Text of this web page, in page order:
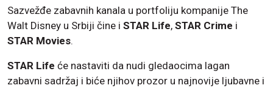
Sazvežđe zabavnih kanala u portfoliju kompanije The
Walt Disney u Srbiji čine i STAR Life, STAR Crime i
STAR Movies.
STAR Life će nastaviti da nudi gledaocima lagan
zabavni sadržaj i biće njihov prozor u najnovije ljubavne i